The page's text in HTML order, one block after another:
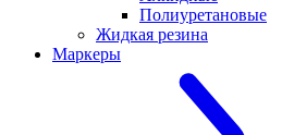
Полиуретановые
Жидкая резина
Маркеры